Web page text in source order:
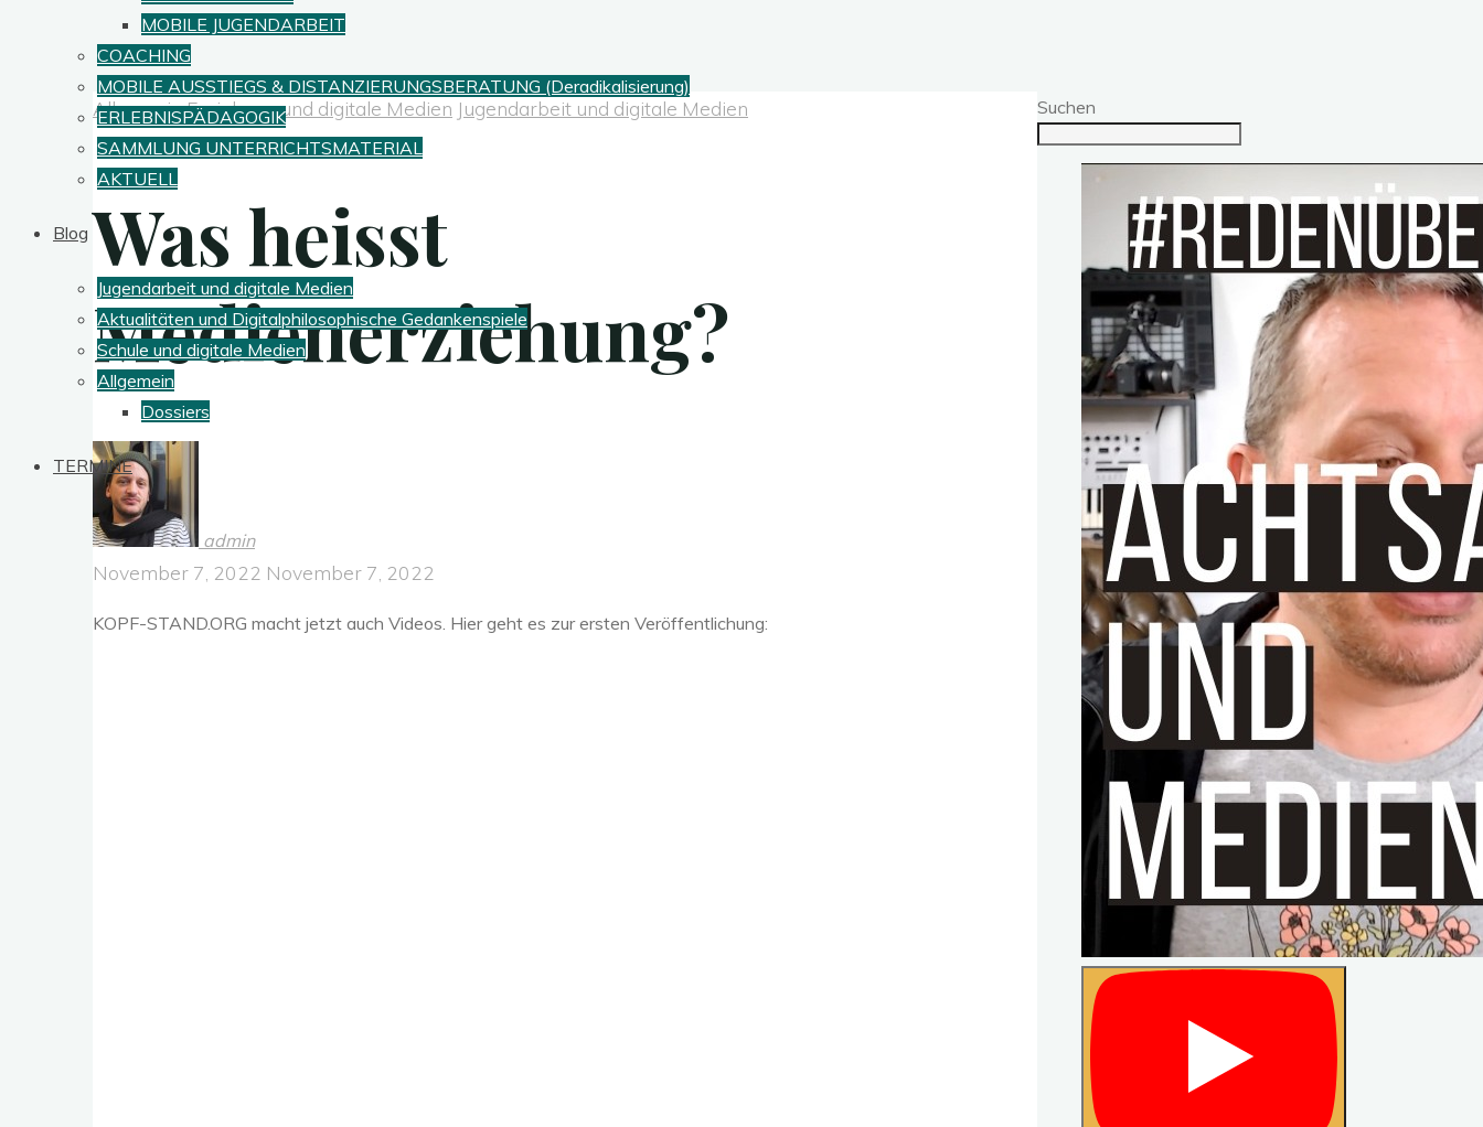
MOBILE JUGENDARBEIT
COACHING
MOBILE AUSSTIEGS & DISTANZIERUNGSBERATUNG (Deradikalisierung)
ERLEBNISPÄDAGOGIK
SAMMLUNG UNTERRICHTSMATERIAL
AKTUELL
Blog
Jugendarbeit und digitale Medien
Aktualitäten und Digitalphilosophische Gedankenspiele
Schule und digitale Medien
Allgemein
Dossiers
TERMINE
AllgemeinErziehung und digitale Medien Jugendarbeit und digitale Medien
Was heisst
Medienerziehung?
admin
November 7, 2022 November 7, 2022
KOPF-STAND.ORG macht jetzt auch Videos. Hier geht es zur ersten Veröffentlichung:
Suchen